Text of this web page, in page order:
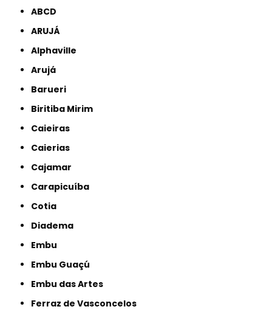
ABCD
ARUJÁ
Alphaville
Arujá
Barueri
Biritiba Mirim
Caieiras
Caierias
Cajamar
Carapicuíba
Cotia
Diadema
Embu
Embu Guaçú
Embu das Artes
Ferraz de Vasconcelos